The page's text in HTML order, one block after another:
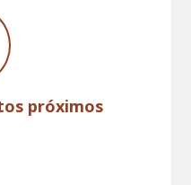
próximos